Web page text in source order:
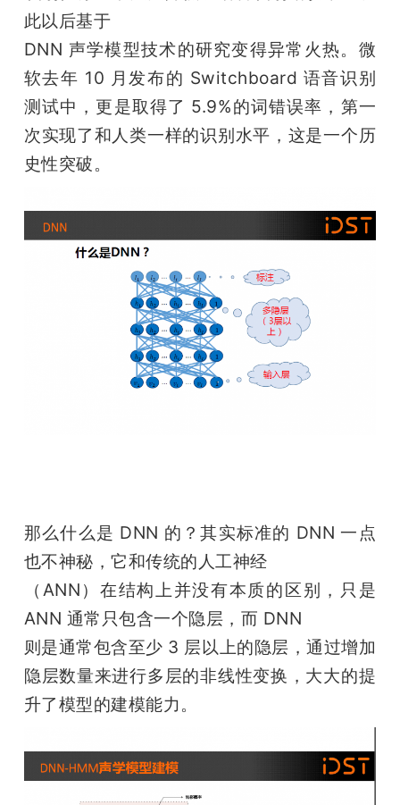
此以后基于
DNN 声学模型技术的研究变得异常火热。微
软去年 10 月发布的 Switchboard 语音识别
测试中，更是取得了 5.9%的词错误率，第一
次实现了和人类一样的识别水平，这是一个历
史性突破。
那么什么是 DNN 的？其实标准的 DNN 一点
也不神秘，它和传统的人工神经
（ANN）在结构上并没有本质的区别，只是
ANN 通常只包含一个隐层，而 DNN
则是通常包含至少 3 层以上的隐层，通过增加
隐层数量来进行多层的非线性变换，大大的提
升了模型的建模能力。